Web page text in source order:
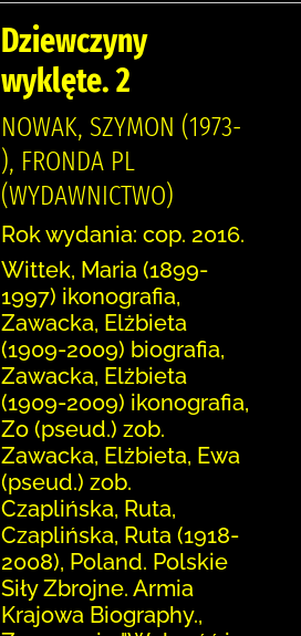
Dziewczyny
wyklęte. 2
NOWAK, SZYMON (1973-
), FRONDA PL
(WYDAWNICTWO)
Rok wydania: cop. 2016.
Wittek, Maria (1899-
1997) ikonografia,
Zawacka, Elżbieta
(1909-2009) biografia,
Zawacka, Elżbieta
(1909-2009) ikonografia,
Zo (pseud.) zob.
Zawacka, Elżbieta, Ewa
(pseud.) zob.
Czaplińska, Ruta,
Czaplińska, Ruta (1918-
2008), Poland. Polskie
Siły Zbrojne. Armia
Krajowa Biography.,